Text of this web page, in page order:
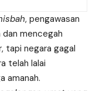
, pengawasan
dan mencegah
tapi negara gagal
telah lalai
amanah.